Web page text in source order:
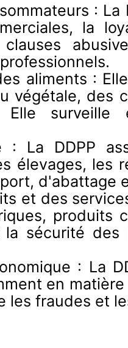
:
la
clauses
aliments :
végétale, des
Elle surveille
: La DDPP
élevages, les
d'abattage
et des
produits
sécurité
: La
en
les fraudes et